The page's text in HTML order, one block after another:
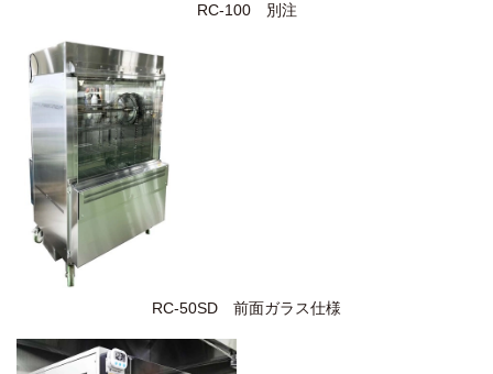
RC-100 別注
RC-50SD 前面ガラス仕様